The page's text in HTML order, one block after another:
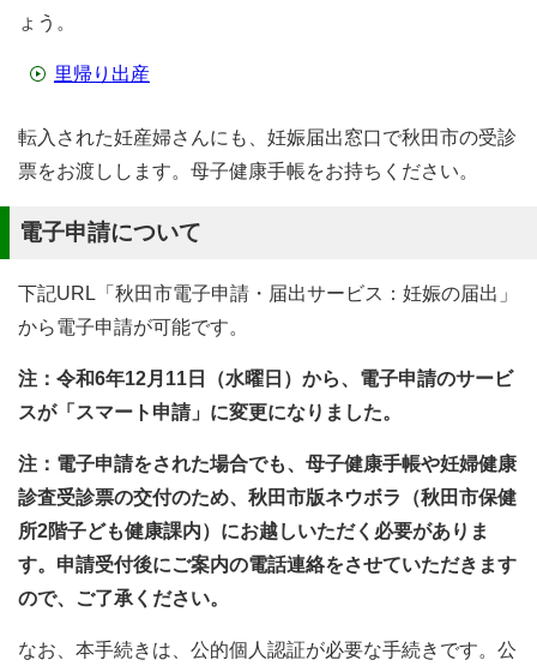
ょう。
里帰り出産
転入された妊産婦さんにも、妊娠届出窓口で秋田市の受診
票をお渡しします。母子健康手帳をお持ちください。
電子申請について
下記URL「秋田市電子申請・届出サービス：妊娠の届出」
から電子申請が可能です。
注：令和6年12月11日（水曜日）から、電子申請のサービ
スが「スマート申請」に変更になりました。
注：電子申請をされた場合でも、母子健康手帳や妊婦健康
診査受診票の交付のため、秋田市版ネウボラ（秋田市保健
所2階子ども健康課内）にお越しいただく必要がありま
す。申請受付後にご案内の電話連絡をさせていただきます
ので、ご了承ください。
なお、本手続きは、公的個人認証が必要な手続きです。公